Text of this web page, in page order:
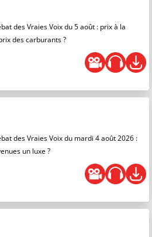
des Vraies Voix du 5 août : prix à la
des carburants ?
des Vraies Voix du mardi 4 août 2026 :
un luxe ?